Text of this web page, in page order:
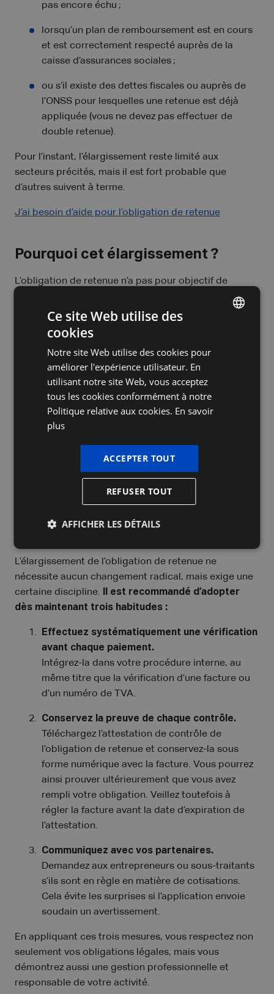
pas encore échu ;
lorsqu’un plan de remboursement est en cours
et est correctement respecté auprès de la
caisse d’assurances sociales ;
ou s’il existe des dettes fiscales ou auprès de
l’ONSS pour lesquelles une retenue est déjà
appliquée (vous ne devez pas effectuer de
double retenue).
Pour l’instant, l’élargissement reste limité aux
secteurs précités, mais il est fort probable que
d’autres suivent à terme.
J’ai besoin d’aide pour l’obligation de retenue
Pourquoi cet élargissement ?
L’obligation de retenue n’a pas pour objectif de
sanctionner les entreprises. Elle vise à protéger la
sécurité sociale. L’État constate, en effet, que
certains indépendants exécutent des missions
Obliger les donneurs d’ordre à effectuer des
contrôles réduit le risque que des acteurs
malhonnêtes continuent à accumuler des dettes. « Le
système crée de la transparence et de l’équité dans la
chaîne », insistent les experts juridiques de PIA
Advisory. « Ceux qui respectent leurs obligations n’ont
rien à craindre. Mais ceux qui ne le font pas ne
peuvent plus passer inaperçus. »
Comment se préparer, en tant
L’élargissement de l’obligation de retenue ne
nécessite aucun changement radical, mais exige une
certaine discipline.
Il est recommandé d’adopter
dès maintenant trois habitudes :
Effectuez systématiquement une vérification
avant chaque paiement.
Intégrez-la dans votre procédure interne, au
même titre que la vérification d’une facture ou
d’un numéro de TVA.
Conservez la preuve de chaque contrôle.
Téléchargez l’attestation de contrôle de
l’obligation de retenue et conservez-la sous
forme numérique avec la facture. Vous pourrez
ainsi prouver ultérieurement que vous avez
rempli votre obligation. Veillez toutefois à
régler la facture avant la date d’expiration de
l’attestation.
Communiquez avec vos partenaires.
Demandez aux entrepreneurs ou sous-traitants
s’ils sont en règle en matière de cotisations.
Cela évite les surprises si l’application envoie
soudain un avertissement.
En appliquant ces trois mesures, vous respectez non
seulement vos obligations légales, mais vous
démontrez aussi une gestion professionnelle et
responsable de votre activité.
FRENCH
Ce site Web utilise des
cookies
Notre site Web utilise des cookies pour
améliorer l'expérience utilisateur. En
utilisant notre site Web, vous acceptez
tous les cookies conformément à notre
Politique relative aux cookies. En savoir
plus
ACCEPTER TOUT
REFUSER TOUT
AFFICHER LES DÉTAILS